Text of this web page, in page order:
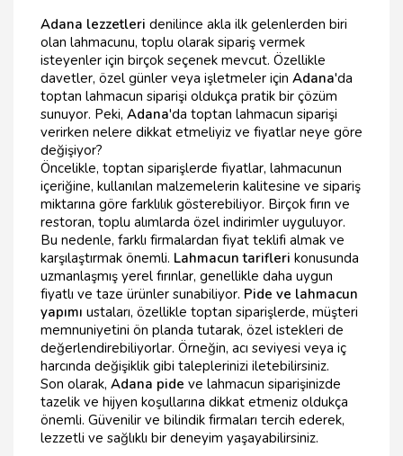
Adana lezzetleri denilince akla ilk gelenlerden biri
olan lahmacunu, toplu olarak sipariş vermek
isteyenler için birçok seçenek mevcut. Özellikle
davetler, özel günler veya işletmeler için Adana'da
toptan lahmacun siparişi oldukça pratik bir çözüm
sunuyor. Peki, Adana'da toptan lahmacun siparişi
verirken nelere dikkat etmeliyiz ve fiyatlar neye göre
değişiyor?
Öncelikle, toptan siparişlerde fiyatlar, lahmacunun
içeriğine, kullanılan malzemelerin kalitesine ve sipariş
miktarına göre farklılık gösterebiliyor. Birçok fırın ve
restoran, toplu alımlarda özel indirimler uyguluyor.
Bu nedenle, farklı firmalardan fiyat teklifi almak ve
karşılaştırmak önemli. Lahmacun tarifleri konusunda
uzmanlaşmış yerel fırınlar, genellikle daha uygun
fiyatlı ve taze ürünler sunabiliyor. Pide ve lahmacun
yapımı ustaları, özellikle toptan siparişlerde, müşteri
memnuniyetini ön planda tutarak, özel istekleri de
değerlendirebiliyorlar. Örneğin, acı seviyesi veya iç
harcında değişiklik gibi taleplerinizi iletebilirsiniz.
Son olarak, Adana pide ve lahmacun siparişinizde
tazelik ve hijyen koşullarına dikkat etmeniz oldukça
önemli. Güvenilir ve bilindik firmaları tercih ederek,
lezzetli ve sağlıklı bir deneyim yaşayabilirsiniz.